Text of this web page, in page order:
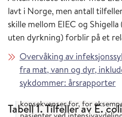
utbrudd med EIEC-,
infeksjon i Norge.
lavt i Norge, men antall
skille mellom EIEC og
uten dyrkning) forblir på et
Overvåking av
fra mat, vann og dyr,
sykdommer: årsrapporter
Tabell 1. Tilfeller av E.